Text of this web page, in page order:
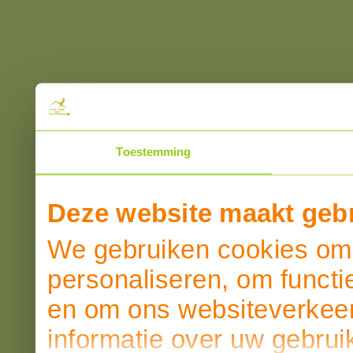
Toestemming
Deze website maakt
We gebruiken cookies
personaliseren, om
en om ons
informatie over uw